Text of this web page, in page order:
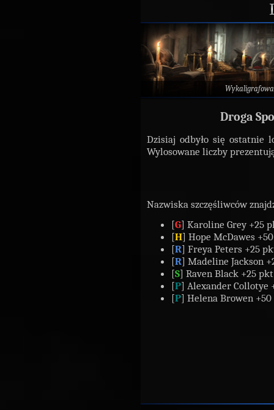
Droga
Dzisiaj odbyło się ostatnie
Wylosowane liczby
Nazwiska szczęśliwców
[G] Karoline Grey +25
[H] Hope McDawes
[R] Freya Peters +25
[R] Madeline Jackson
[S] Raven Black +25
[P] Alexander Collotye
[P] Helena Browen +50